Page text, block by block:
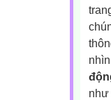
như